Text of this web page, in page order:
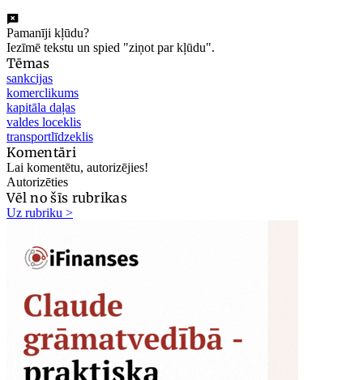
Pamanīji kļūdu?
Iezīmē tekstu un spied "ziņot par kļūdu".
Tēmas
sankcijas
komerclikums
kapitāla daļas
valdes loceklis
transportlīdzeklis
Komentāri
Lai komentētu, autorizējies!
Autorizēties
Vēl no šīs rubrikas
Uz rubriku >